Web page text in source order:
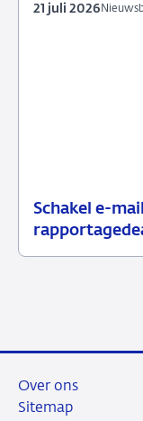
Schakel e-
21
Nieuwsbericht
21 juli 2026
Over ons
Sitemap